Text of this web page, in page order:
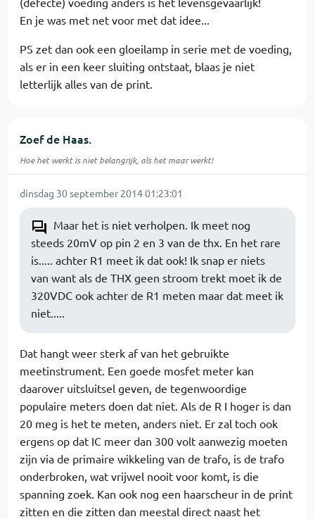
En je was met net voor met dat idee...
PS zet dan ook een gloeilamp in serie met de voeding,
als er in een keer sluiting ontstaat, blaas je niet
letterlijk alles van de print.
Zoef de Haas.
Hoe het werkt is niet belangrijk, als het maar werkt!
dinsdag 30 september 2014 01:23:01
Maar het is niet verholpen. Ik meet nog
steeds 20mV op pin 2 en 3 van de thx. En het rare
is..... achter R1 meet ik dat ook! Ik snap er niets
van want als de THX geen stroom trekt moet ik de
320VDC ook achter de R1 meten maar dat meet ik
niet.....
Dat hangt weer sterk af van het gebruikte
meetinstrument. Een goede mosfet meter kan
daarover uitsluitsel geven, de tegenwoordige
populaire meters doen dat niet. Als de R I hoger is dan
20 meg is het te meten, anders niet. Er zal toch ook
ergens op dat IC meer dan 300 volt aanwezig moeten
zijn via de primaire wikkeling van de trafo, is de trafo
onderbroken, wat vrijwel nooit voor komt, is die
spanning zoek. Kan ook nog een haarscheur in de print
zitten en die zitten dan meestal direct naast het